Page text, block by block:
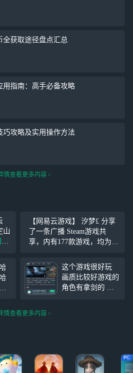
全获取途径盘点汇总
用指南：高手必备攻略
巧攻略及实用操作方法
情查看更多内容
山
季
【网易云游戏】 汐梦£ 分享
了一条广播 Steam游戏共
享，内有177款游戏，均为全
仅剩四位，有意者私 （可以
提前问有没有自己想玩的）
https://cg.163.c
这个游戏很好玩
画质比较好游戏的
角色有拿剑的 有
神就会被打死
情查看更多内容